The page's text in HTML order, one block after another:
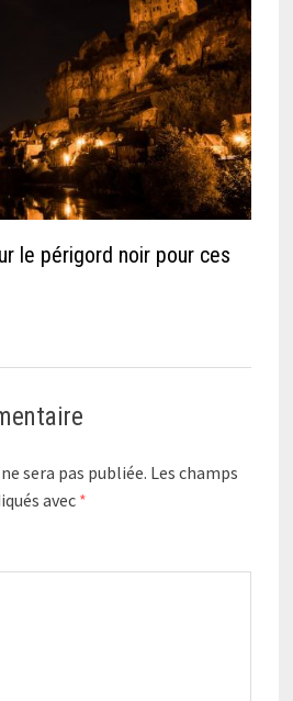
le périgord noir pour ces
sera pas publiée. Les champs
avec *